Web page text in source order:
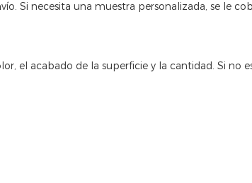
Si necesita una muestra personalizada, se le
el acabado de la superficie y la cantidad. Si